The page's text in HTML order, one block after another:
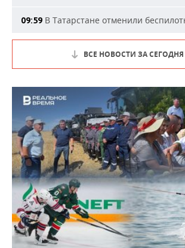
09:59 В Татарстане отменили
ВСЕ НОВОСТИ ЗА СЕГОДНЯ